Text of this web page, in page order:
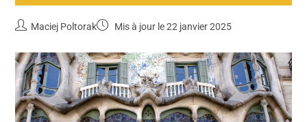
Maciej Poltorak Mis à jour le 22 janvier 2025